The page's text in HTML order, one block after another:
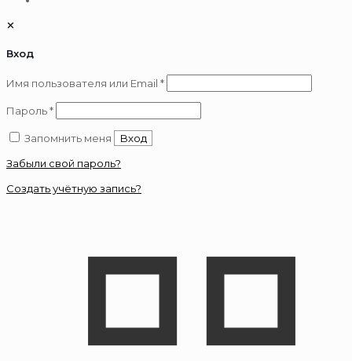
✕
Вход
Имя пользователя или Email *Обязательно
Пароль*Обязательно
Запомнить меня
Вход
Забыли свой пароль?
Создать учётную запись?